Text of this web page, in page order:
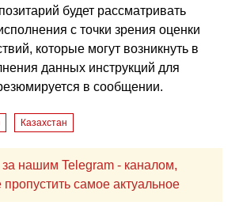
будет рассматривать
с точки зрения оценки
которые могут возникнуть в
данных инструкций для
в сообщении.
Казахстан
нашим Telegram - каналом,
чтобы не пропустить самое актуальное